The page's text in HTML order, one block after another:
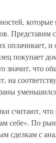
Представим
оплачивает, и
покупает
значит, что
на
считают,
себе». По
сделкам с